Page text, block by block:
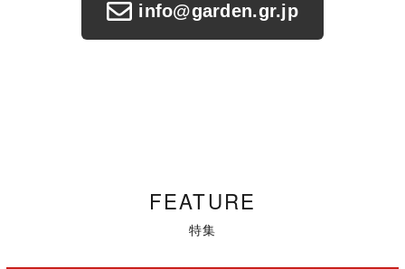
info@garden.gr.jp
FEATURE
特集